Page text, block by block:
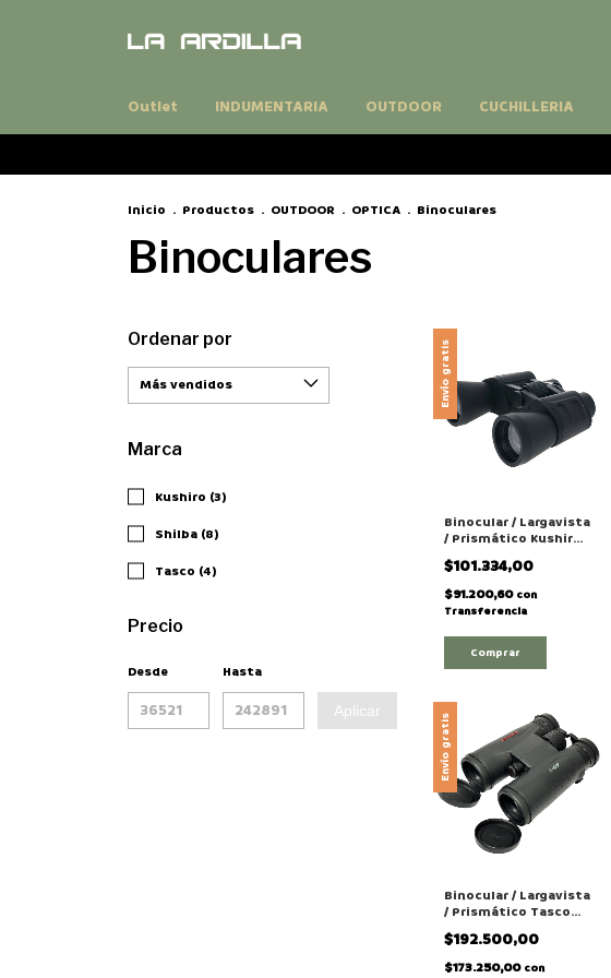
Outlet INDUMENTARIA OUTDOOR CUCHILLERIA
Inicio . Productos . OUTDOOR . OPTICA . Binoculares
Binoculares
Ordenar por
Marca
Kushiro (3)
Shilba (8)
Tasco (4)
Precio
Desde Hasta
Aplicar
Envío gratis
Binocular / Largavista
/ Prismático Kushiro
BK7 BC-10X50
$101.334,00
$91.200,60 con
Transferencia
Envío gratis
Binocular / Largavista
/ Prismático Tasco
8x42 Essentials
$192.500,00
$173.250,00 con